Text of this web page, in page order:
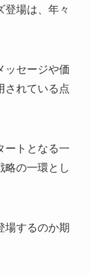
登場は、年々
ッセージや価
されている点
ートとなる一
略の一環とし
場するのか期